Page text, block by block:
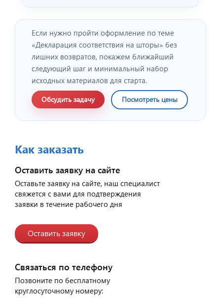
Если нужно пройти оформление по теме
«Декларация соответствия на шторы» без
лишних возвратов, покажем ближайший
следующий шаг и минимальный набор
исходных материалов для старта.
Обсудить задачу Посмотреть цены
Как заказать
Оставить заявку на сайте
Оставьте заявку на сайте, наш специалист
свяжется с вами для подтверждения
заявки в течение рабочего дня
Оставить заявку
Связаться по телефону
Позвоните по бесплатному
круглосуточному номеру: